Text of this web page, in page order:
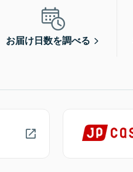
お届け日数を調べる